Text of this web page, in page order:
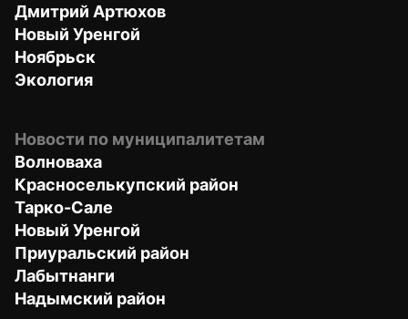
Дмитрий Артюхов
Новый Уренгой
Ноябрьск
Экология
Новости по муниципалитетам
Волноваха
Красноселькупский район
Тарко-Сале
Новый Уренгой
Приуральский район
Лабытнанги
Надымский район